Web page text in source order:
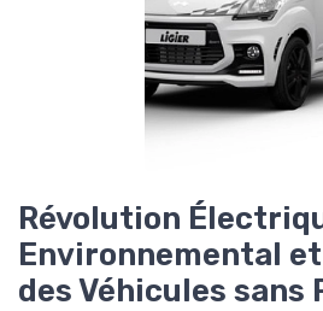
Révolution
Environnemental
des Véhicules sans